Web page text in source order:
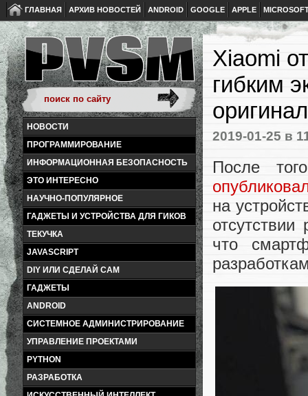
ГЛАВНАЯ АРХИВ НОВОСТЕЙ ANDROID GOOGLE APPLE
НОВОСТИ
ПРОГРАММИРОВАНИЕ
ИНФОРМАЦИОННАЯ БЕЗОПАСНОСТЬ
ЭТО ИНТЕРЕСНО
НАУЧНО-ПОПУЛЯРНОЕ
ГАДЖЕТЫ И УСТРОЙСТВА ДЛЯ ГИКОВ
ТЕКУЧКА
JAVASCRIPT
DIY ИЛИ СДЕЛАЙ САМ
ГАДЖЕТЫ
ANDROID
СИСТЕМНОЕ АДМИНИСТРИРОВАНИЕ
УПРАВЛЕНИЕ ПРОЕКТАМИ
PYTHON
РАЗРАБОТКА
Xiaomi
гибким
2019-01-25 в
После
на
что